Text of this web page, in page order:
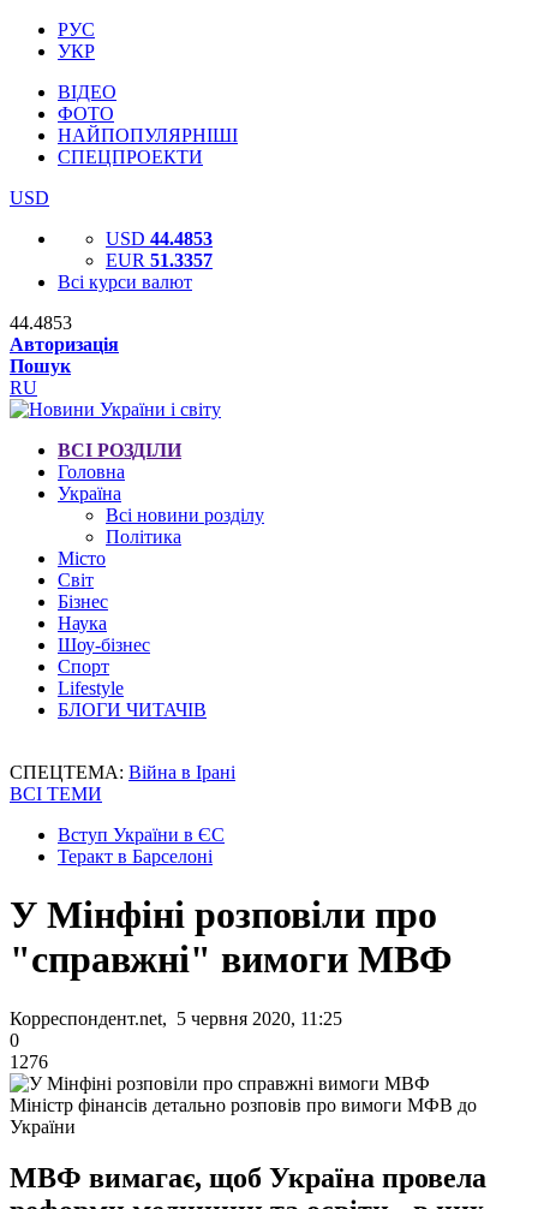
РУС
УКР
ВІДЕО
ФОТО
НАЙПОПУЛЯРНІШІ
СПЕЦПРОЕКТИ
USD
USD 44.4853
EUR 51.3357
Всі курси валют
44.4853
Авторизація
Пошук
RU
ВСІ РОЗДІЛИ
Головна
Україна
Всі новини розділу
Політика
Місто
Світ
Бізнес
Наука
Шоу-бізнес
Спорт
Lifestyle
БЛОГИ ЧИТАЧІВ
СПЕЦТЕМА: Війна в Ірані
ВСІ ТЕМИ
Вступ України в ЄС
Теракт в Барселоні
У Мінфіні розповіли про
"справжні" вимоги МВФ
Корреспондент.net, 5 червня 2020, 11:25
0
1276
Міністр фінансів детально розповів про вимоги МФВ до
України
МВФ вимагає, щоб Україна провела